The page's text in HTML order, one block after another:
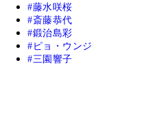
藤水咲桜
斎藤恭代
鍛治島彩
ピョ・ウンジ
三園響子